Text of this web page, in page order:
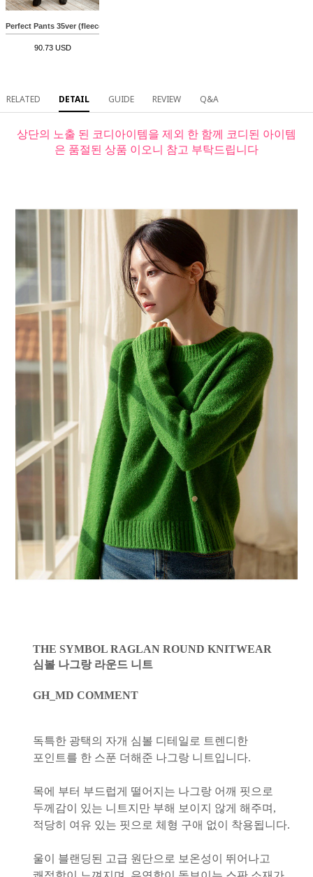
Perfect Pants 35ver (fleece-lined semi-wide)
90.73 USD
RELATED DETAIL GUIDE REVIEW Q&A
상단의 노출 된 코디아이템을 제외 한 함께 코디된 아이템
은 품절된 상품 이오니 참고 부탁드립니다
THE SYMBOL RAGLAN ROUND KNITWEAR
심볼 나그랑 라운드 니트
GH_MD COMMENT
독특한 광택의 자개 심볼 디테일로 트렌디한
포인트를 한 스푼 더해준 나그랑 니트입니다.
목에 부터 부드럽게 떨어지는 나그랑 어깨 핏으로
두께감이 있는 니트지만 부해 보이지 않게 해주며,
적당히 여유 있는 핏으로 체형 구애 없이 착용됩니다.
울이 블랜딩된 고급 원단으로 보온성이 뛰어나고